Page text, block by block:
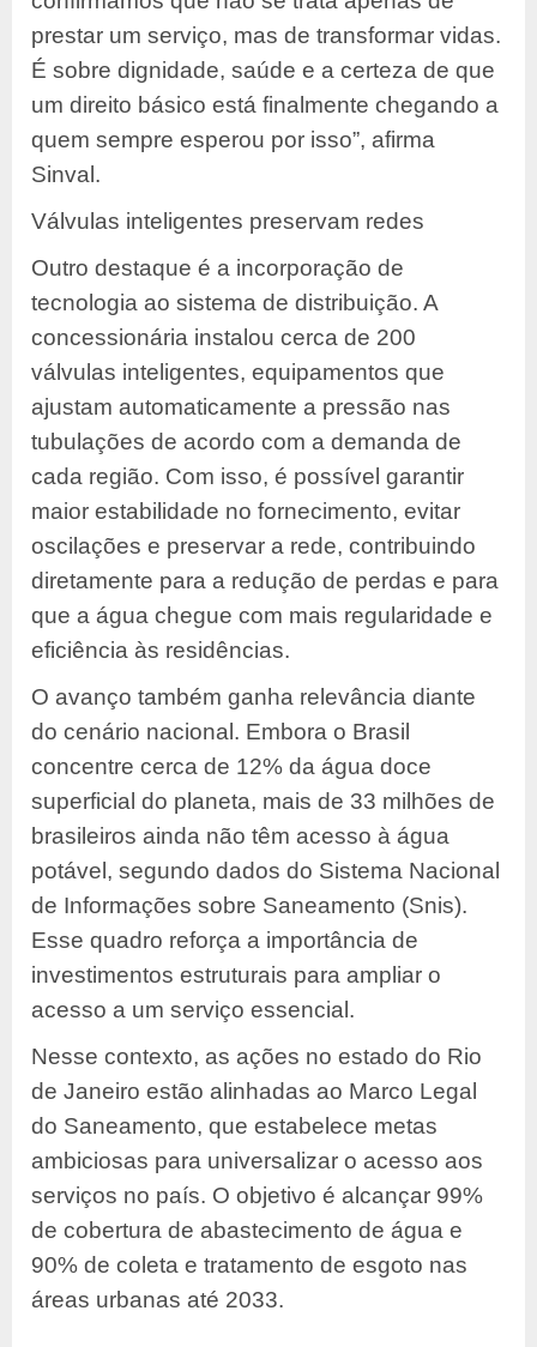
prestar um serviço, mas de transformar vidas.
É sobre dignidade, saúde e a certeza de que
um direito básico está finalmente chegando a
quem sempre esperou por isso”, afirma
Sinval.
Válvulas inteligentes preservam redes
Outro destaque é a incorporação de
tecnologia ao sistema de distribuição. A
concessionária instalou cerca de 200
válvulas inteligentes, equipamentos que
ajustam automaticamente a pressão nas
tubulações de acordo com a demanda de
cada região. Com isso, é possível garantir
maior estabilidade no fornecimento, evitar
oscilações e preservar a rede, contribuindo
diretamente para a redução de perdas e para
que a água chegue com mais regularidade e
eficiência às residências.
O avanço também ganha relevância diante
do cenário nacional. Embora o Brasil
concentre cerca de 12% da água doce
superficial do planeta, mais de 33 milhões de
brasileiros ainda não têm acesso à água
potável, segundo dados do Sistema Nacional
de Informações sobre Saneamento (Snis).
Esse quadro reforça a importância de
investimentos estruturais para ampliar o
acesso a um serviço essencial.
Nesse contexto, as ações no estado do Rio
de Janeiro estão alinhadas ao Marco Legal
do Saneamento, que estabelece metas
ambiciosas para universalizar o acesso aos
serviços no país. O objetivo é alcançar 99%
de cobertura de abastecimento de água e
90% de coleta e tratamento de esgoto nas
áreas urbanas até 2033.